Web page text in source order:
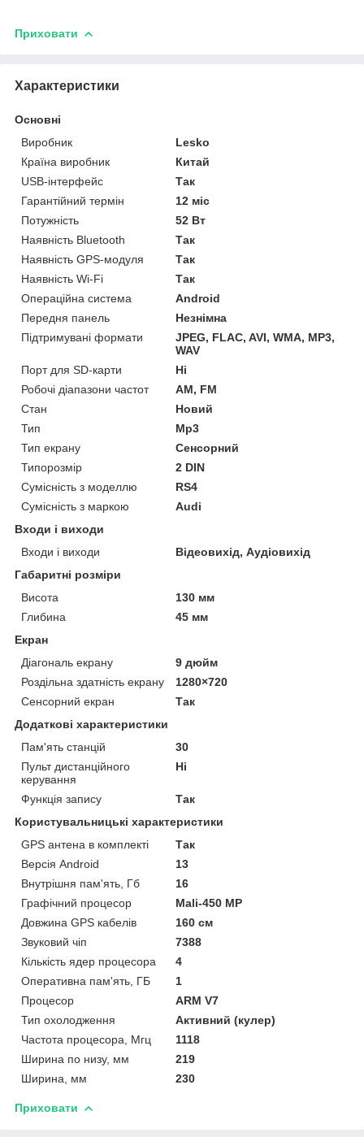
Приховати
Характеристики
Основні
Виробник
Lesko
Країна виробник
Китай
USB-інтерфейс
Так
Гарантійний термін
12 міс
Потужність
52 Вт
Наявність Bluetooth
Так
Наявність GPS-модуля
Так
Наявність Wi-Fi
Так
Операційна система
Android
Передня панель
Незнімна
Підтримувані формати
JPEG, FLAC, AVI, WMA, MP3,
WAV
Порт для SD-карти
Ні
Робочі діапазони частот
AM, FM
Стан
Новий
Тип
Mp3
Тип екрану
Сенсорний
Типорозмір
2 DIN
Сумісність з моделлю
RS4
Сумісність з маркою
Audi
Входи і виходи
Входи і виходи
Відеовихід, Аудіовихід
Габаритні розміри
Висота
130 мм
Глибина
45 мм
Екран
Діагональ екрану
9 дюйм
Роздільна здатність екрану
1280×720
Сенсорний екран
Так
Додаткові характеристики
Пам'ять станцій
30
Пульт дистанційного
керування
Ні
Функція запису
Так
Користувальницькі характеристики
GPS антена в комплекті
Так
Версія Android
13
Внутрішня пам'ять, Гб
16
Графічний процесор
Mali-450 MP
Довжина GPS кабелів
160 см
Звуковий чіп
7388
Кількість ядер процесора
4
Оперативна пам'ять, ГБ
1
Процесор
ARM V7
Тип охолодження
Активний (кулер)
Частота процесора, Мгц
1118
Ширина по низу, мм
219
Ширина, мм
230
Приховати